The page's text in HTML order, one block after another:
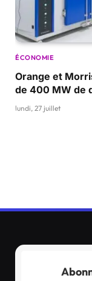
ÉCONOMIE
Orange et
de 400 MW de
lundi, 27 juillet